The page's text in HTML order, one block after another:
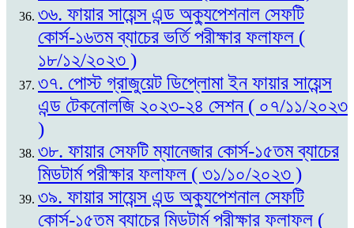
৩৬. ফায়ার সায়েন্স এন্ড অক্যুপেশনাল সেফটি
কোর্স-১৬তম ব্যাচের ভর্তি পরীক্ষার ফলাফল (
১৮/১২/২০২৩ )
৩৭. পোস্ট গ্রাজুয়েট ডিপ্লোমা ইন ফায়ার সায়েন্স
এন্ড টেকনোলজি ২০২৩-২৪ সেশন ( ০৭/১১/২০২৩
)
৩৮. ফায়ার সেফটি ম্যানেজার কোর্স-১৫তম ব্যাচের
মিডটার্ম পরীক্ষার ফলাফল ( ৩১/১০/২০২৩ )
৩৯. ফায়ার সায়েন্স এন্ড অক্যুপেশনাল সেফটি
কোর্স-১৫তম ব্যাচের মিডটার্ম পরীক্ষার ফলাফল (